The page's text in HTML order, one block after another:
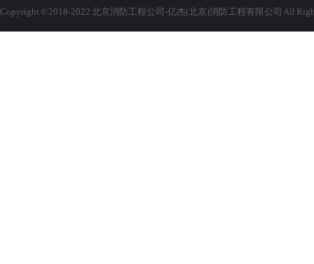
Copyright © 2018-2022 北京消防工程公司-亿杰(北京)消防工程有限公司 All